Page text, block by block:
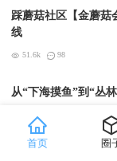
踩蘑菇社区【金蘑菇
线
51.6k 98
从“下海摸鱼”到“丛
DLC《丛林》移动端
18.2k
首页 圈